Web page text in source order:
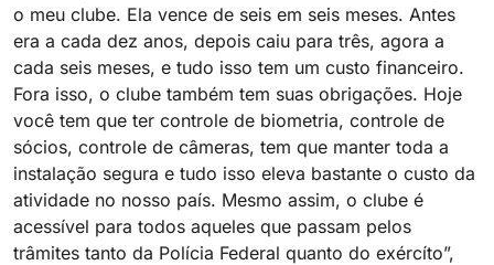
o meu clube. Ela vence de seis em seis meses. Antes
era a cada dez anos, depois caiu para três, agora a
cada seis meses, e tudo isso tem um custo financeiro.
Fora isso, o clube também tem suas obrigações. Hoje
você tem que ter controle de biometria, controle de
sócios, controle de câmeras, tem que manter toda a
instalação segura e tudo isso eleva bastante o custo da
atividade no nosso país. Mesmo assim, o clube é
acessível para todos aqueles que passam pelos
trâmites tanto da Polícia Federal quanto do exércíto”,